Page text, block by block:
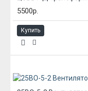
5500р.
Купить